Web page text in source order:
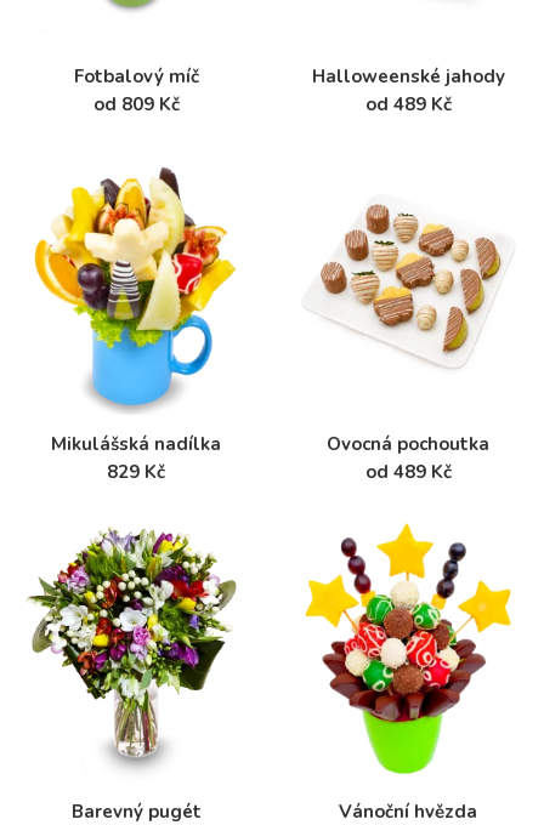
Fotbalový míč
od 809 Kč
Halloweenské jahody
od 489 Kč
Mikulášská nadílka
829 Kč
Ovocná pochoutka
od 489 Kč
Barevný pugét
Vánoční hvězda